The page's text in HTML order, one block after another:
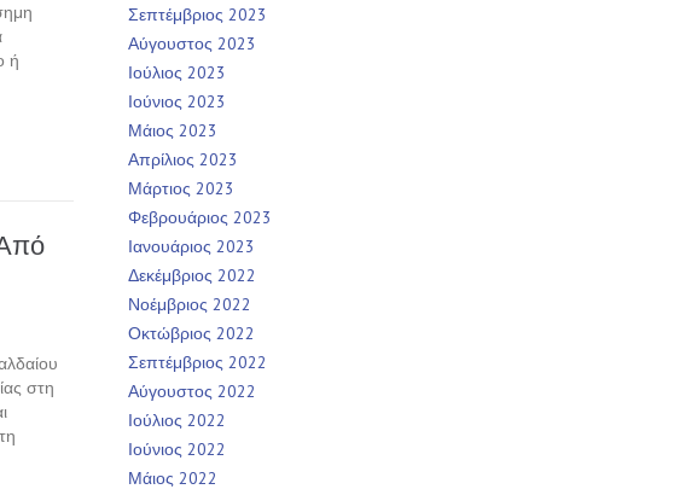
ή
στη
Σεπτέμβριος 2023
Αύγουστος 2023
Ιούλιος 2023
Ιούνιος 2023
Μάιος 2023
Απρίλιος 2023
Μάρτιος 2023
Φεβρουάριος 2023
Ιανουάριος 2023
Δεκέμβριος 2022
Νοέμβριος 2022
Οκτώβριος 2022
Σεπτέμβριος 2022
Αύγουστος 2022
Ιούλιος 2022
Ιούνιος 2022
Μάιος 2022